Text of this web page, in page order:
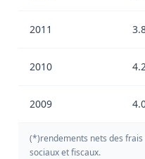
2011
2010
2009
(*)rendements nets des
sociaux et fiscaux.